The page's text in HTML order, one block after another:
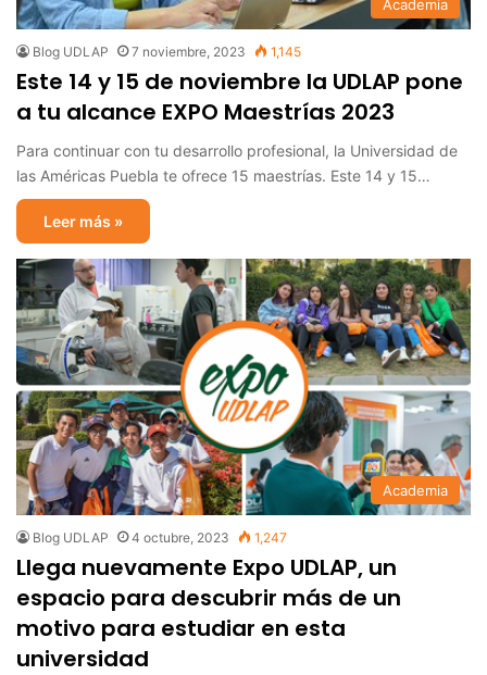
Academia
Blog UDLAP 7 noviembre, 2023 1,145
Este 14 y 15 de noviembre la UDLAP pone
a tu alcance EXPO Maestrías 2023
Para continuar con tu desarrollo profesional, la Universidad de
las Américas Puebla te ofrece 15 maestrías. Este 14 y 15…
Leer más »
Academia
Blog UDLAP 4 octubre, 2023 1,247
Llega nuevamente Expo UDLAP, un
espacio para descubrir más de un
motivo para estudiar en esta
universidad